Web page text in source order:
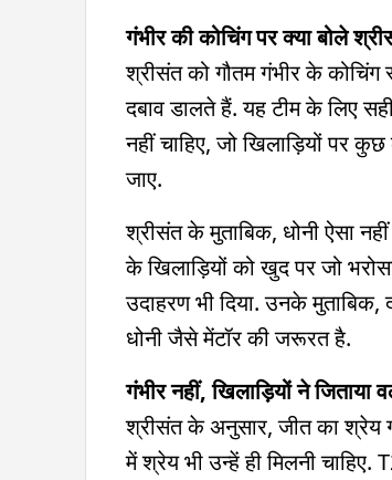
गंभीर की कोचिंग पर क्या बोले
श्रीसंत को गौतम गंभीर के कोचिंग
दबाव डालते हैं. यह टीम के लिए
नहीं चाहिए, जो खिलाड़ियों पर
जाए.
श्रीसंत के मुताबिक, धोनी ऐसा
के खिलाड़ियों को खुद पर जो
उदाहरण भी दिया. उनके मुताबिक,
धोनी जैसे मेंटॉर की जरूरत है.
गंभीर नहीं, खिलाड़ियों ने जिताया
श्रीसंत के अनुसार, जीत का श्रेय
में श्रेय भी उन्हें ही मिलनी